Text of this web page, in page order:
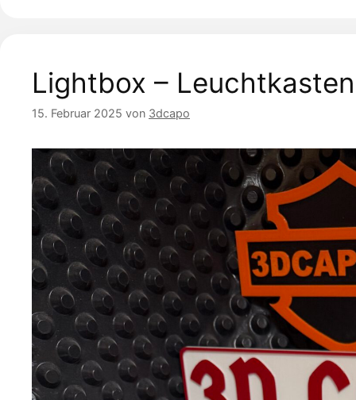
Lightbox –
15. Februar 2025 von 3dcapo